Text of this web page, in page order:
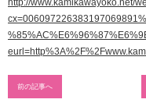
http://www.kamikawayoko.net/
前の記事へ